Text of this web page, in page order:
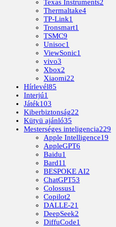
Texas Instruments2
Thermaltake4
TP-Link1
Tronsmart1
TSMC9
Unisoc1
ViewSonic1
vivo3
Xbox2
Xiaomi22
Hírlevél85
Interjú1
Játék103
Kiberbiztonság22
Kütyü ajánló35
Mesterséges inteligencia229
Apple Intelligence19
AppleGPT6
Baidu1
Bard11
BESPOKE AI2
ChatGPT53
Colossus1
Copilot2
DALLE-21
DeepSeek2
DiffuCode1